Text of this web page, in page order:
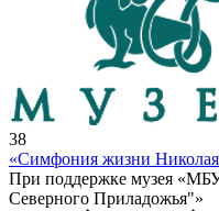
38
«Симфония жизни Николая
При поддержке музея
Северного Приладожья"»